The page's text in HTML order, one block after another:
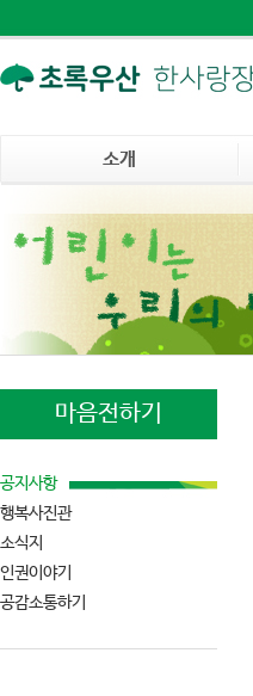
소개
마음전하기
공지사항
행복사진관
소식지
인권이야기
공감소통하기